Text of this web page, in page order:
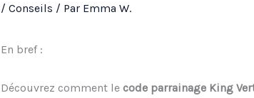
/ Conseils / Par Emma W.
En bref :
Découvrez comment le code parrainage King